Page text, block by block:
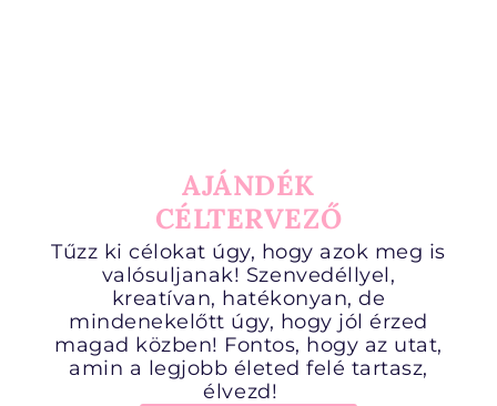
AJÁNDÉK
CÉLTERVEZŐ
Tűzz ki célokat úgy, hogy azok meg is
valósuljanak! Szenvedéllyel,
kreatívan, hatékonyan, de
mindenekelőtt úgy, hogy jól érzed
magad közben! Fontos, hogy az utat,
amin a legjobb életed felé tartasz,
élvezd!